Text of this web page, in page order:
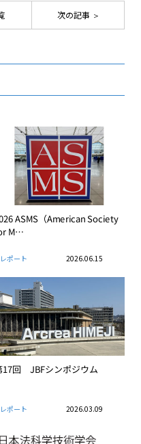
次の記事
ASMS（American Society
M…
ポート 2026.06.15
17回 JBFシンポジウム
ポート 2026.03.09